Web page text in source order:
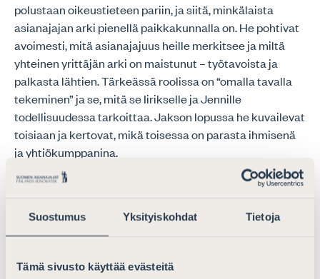
Suostumus Yksityiskohdat Tietoja
Tämä sivusto käyttää evästeitä
polustaan oikeustieteen pariin, ja siitä, minkälaista
asianajajan arki pienellä paikkakunnalla on. He pohtivat
avoimesti, mitä asianajajuus heille merkitsee ja miltä
yhteinen yrittäjän arki on maistunut – työtavoista ja
palkasta lähtien. Tärkeässä roolissa on “omalla tavalla
tekeminen” ja se, mitä se Iirikselle ja Jennille
todellisuudessa tarkoittaa. Jakson lopussa he kuvailevat
toisiaan ja kertovat, mikä toisessa on parasta ihmisenä
ja yhtiökumppanina.
Jakso on äänitetty Rovaniemellä huhtikuussa 2023.